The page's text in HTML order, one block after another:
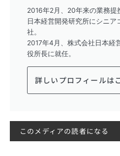
2016年2月、20年来の業務提
日本経営開発研究所にシニア
社。
2017年4月、株式会社日本経
役所長に就任。
詳しいプロフィールは
このメディアの読者になる